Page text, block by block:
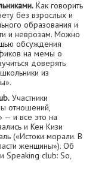
Как говорить
без взрослых и
образования и
и неврозам. Можно
обсуждения
на мемы о
доверять
из
Участники
отношений,
— и все это на
и Кен Кизи
(«Истоки морали. В
женщины»). Об
Speaking club: So,